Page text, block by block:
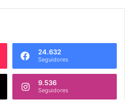
24.632
Seguidores
9.536
Seguidores